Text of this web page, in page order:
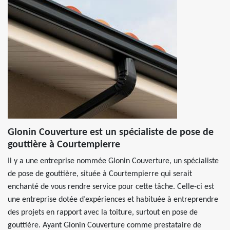
Glonin Couverture est un spécialiste de pose de
gouttière à Courtempierre
Il y a une entreprise nommée Glonin Couverture, un spécialiste
de pose de gouttière, située à Courtempierre qui serait
enchanté de vous rendre service pour cette tâche. Celle-ci est
une entreprise dotée d’expériences et habituée à entreprendre
des projets en rapport avec la toiture, surtout en pose de
gouttière. Ayant Glonin Couverture comme prestataire de